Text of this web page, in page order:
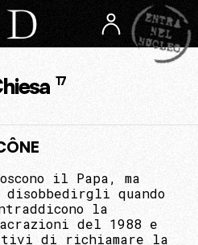
17
il Papa, ma
quando
la
del 1988 e
di richiamare la